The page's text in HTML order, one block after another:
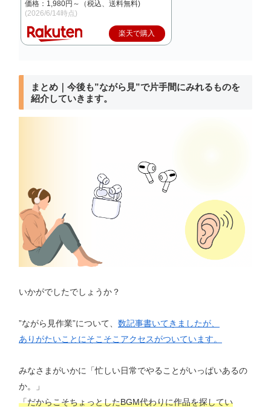
価格：1,980円～（税込、送料無料)
(2026/6/14時点)
楽天で購入
まとめ｜今後も”ながら見”で片手間にみれるものを
紹介していきます。
いかがでしたでしょうか？
”ながら見作業”について、 数記事書いてきましたが、
ありがたいことにそこそこアクセスがついています。
みなさまがいかに「忙しい日常でやることがいっぱいあるの
か。」
「だからこそちょっとしたBGM代わりに作品を探してい